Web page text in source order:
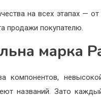
на всех этапах —
продажи покупателю.
марка
компонентов,
названий. Зато